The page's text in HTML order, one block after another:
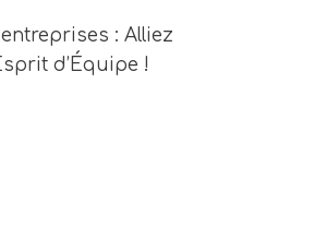
: Alliez
d’Équipe !